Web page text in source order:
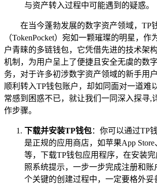
与资产转入过程中可能遇到的疑惑。
在当今蓬勃发展的数字资产领域，TP
（TokenPocket）宛如一颗璀璨的明星，作
户青睐的多链钱包，它凭借先进的技术架
机制，为用户呈上了便捷且安全无虞的数
务，对于许多初涉数字资产领域的新手用
顺利转入TP钱包账户，却如同面对一道难
常感到困惑不已，就让我们一同深入探寻,
作步骤。
下载并安装TP钱包：你可以通过TP
是正规的应用商店，如苹果App
等，下载TP钱包应用程序，在安装
照系统提示，一步一步完成注册和账
个关键的创建过程中，一定要格外妥